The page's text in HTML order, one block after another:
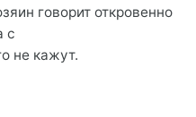
говорит откровенно
с
не кажут.